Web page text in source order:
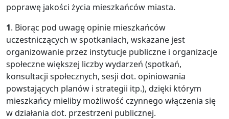
poprawę jakości życia mieszkańców miasta.
1. Biorąc pod uwagę opinie mieszkańców
uczestniczących w spotkaniach, wskazane jest
organizowanie przez instytucje publiczne i organizacje
społeczne większej liczby wydarzeń (spotkań,
konsultacji społecznych, sesji dot. opiniowania
powstających planów i strategii itp.), dzięki którym
mieszkańcy mieliby możliwość czynnego włączenia się
w działania dot. przestrzeni publicznej.